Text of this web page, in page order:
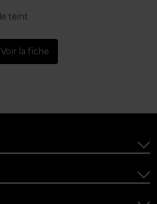
teint
Voir la fiche